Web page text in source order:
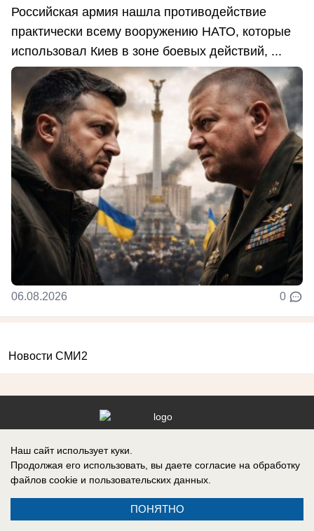
Российская армия нашла противодействие
практически всему вооружению НАТО, которые
использовал Киев в зоне боевых действий, ...
06.08.2026 0
Новости СМИ2
Реклама на сайте
Контакты
Наш сайт использует куки.
Продолжая его использовать, вы даете согласие на обработку
файлов cookie и пользовательских данных.
ПОНЯТНО